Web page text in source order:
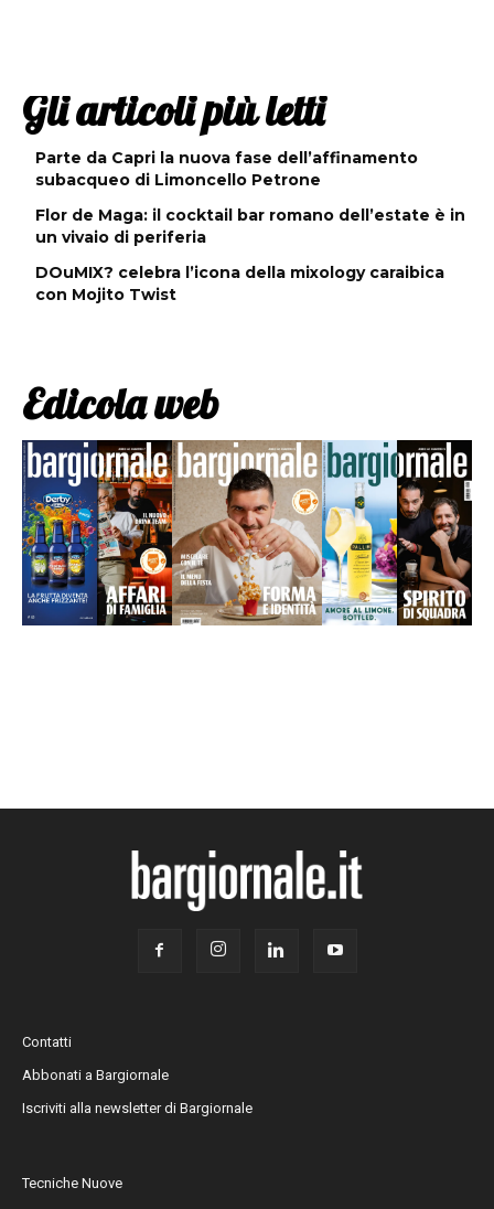
Gli articoli più letti
Parte da Capri la nuova fase dell’affinamento
subacqueo di Limoncello Petrone
Flor de Maga: il cocktail bar romano dell’estate è in
un vivaio di periferia
DOuMIX? celebra l’icona della mixology caraibica
con Mojito Twist
Edicola web
Contatti
Abbonati a Bargiornale
Iscriviti alla newsletter di Bargiornale
Tecniche Nuove